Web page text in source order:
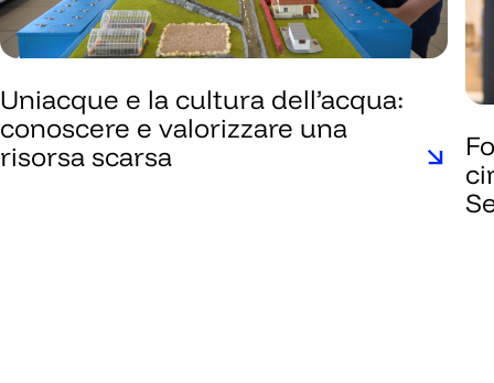
Uniacque e la cultura dell’acqua:
conoscere e valorizzare una
risorsa scarsa